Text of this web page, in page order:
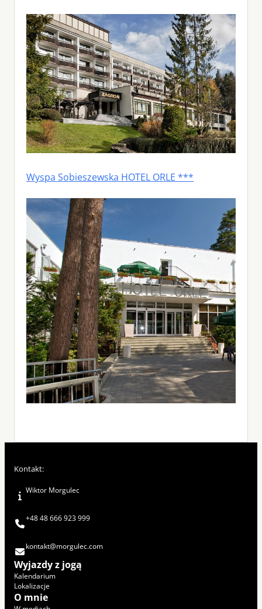
Wyspa Sobieszewska HOTEL ORLE ***
Kontakt:
Wiktor Morgulec
+48 48 666 923 999
kontakt@morgulec.com
Wyjazdy z jogą
Kalendarium
Lokalizacje
O mnie